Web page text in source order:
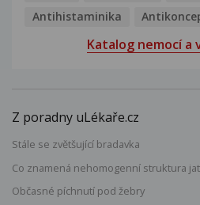
Antihistaminika
Katalog nemocí a
Z poradny uLékaře.cz
Stále se zvětšující bradavka
Co znamená nehomogenní struktura
Občasné píchnutí pod žebry